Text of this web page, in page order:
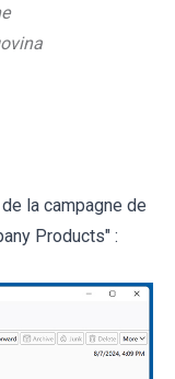
la campagne de
Products" :